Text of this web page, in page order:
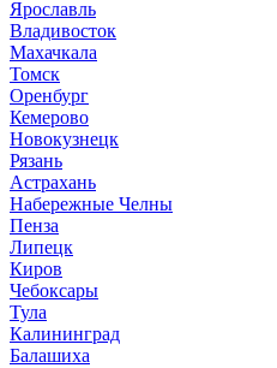
Ярославль
Владивосток
Махачкала
Томск
Оренбург
Кемерово
Новокузнецк
Рязань
Астрахань
Набережные Челны
Пенза
Липецк
Киров
Чебоксары
Тула
Калининград
Балашиха